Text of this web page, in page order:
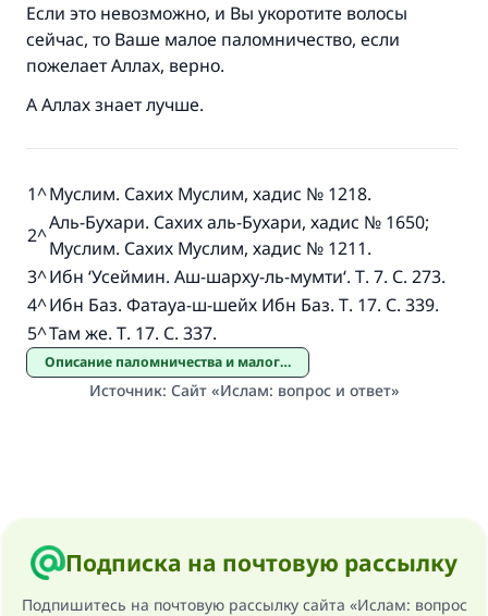
Если это невозможно, и Вы укоротите волосы
сейчас, то Ваше малое паломничество, если
пожелает Аллах, верно.
А Аллах знает лучше.
^
1
Муслим. Сахих Муслим, хадис № 1218.
^
2
Аль-Бухари. Сахих аль-Бухари, хадис № 1650;
Муслим. Сахих Муслим, хадис № 1211.
^
3 Ибн ‘Усеймин. Аш-шарху-ль-мумти‘. Т. 7. С. 273.
^
4 Ибн Баз. Фатауа-ш-шейх Ибн Баз. Т. 17. С. 339.
^
5 Там же. Т. 17. С. 337.
Описание паломничества и малого паломничества
Источник: Сайт «Ислам: вопрос и ответ»
Подписка на почтовую рассылку
Подпишитесь на почтовую рассылку сайта «Ислам: вопрос